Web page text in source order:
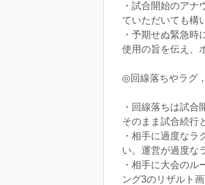
・試合開始のア
ていただいても構
・予期せぬ緊急
使用の旨を伝え、
◎回線落ちやラグ
・回線落ちは試
そのまま試合続行
・相手に過度な
い。運営が過度な
・相手に大会の
ング3のリザルト